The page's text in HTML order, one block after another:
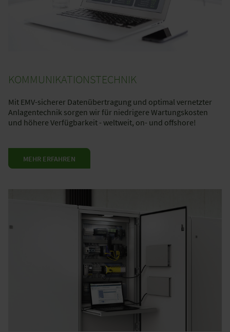
KOMMUNIKATIONSTECHNIK
Mit EMV-sicherer Datenübertragung und optimal vernetzter
Anlagentechnik sorgen wir für niedrigere Wartungskosten
und höhere Verfügbarkeit - weltweit, on- und offshore!
MEHR ERFAHREN